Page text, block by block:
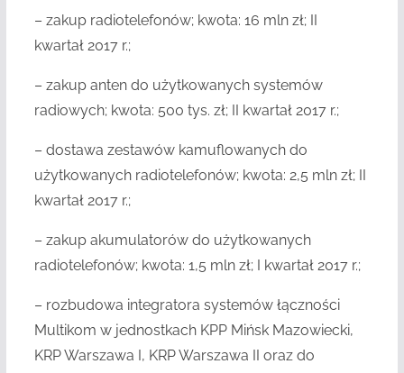
– zakup radiotelefonów; kwota: 16 mln zł; II
kwartał 2017 r.;
– zakup anten do użytkowanych systemów
radiowych; kwota: 500 tys. zł; II kwartał 2017 r.;
– dostawa zestawów kamuflowanych do
użytkowanych radiotelefonów; kwota: 2,5 mln zł; II
kwartał 2017 r.;
– zakup akumulatorów do użytkowanych
radiotelefonów; kwota: 1,5 mln zł; I kwartał 2017 r.;
– rozbudowa integratora systemów łączności
Multikom w jednostkach KPP Mińsk Mazowiecki,
KRP Warszawa I, KRP Warszawa II oraz do